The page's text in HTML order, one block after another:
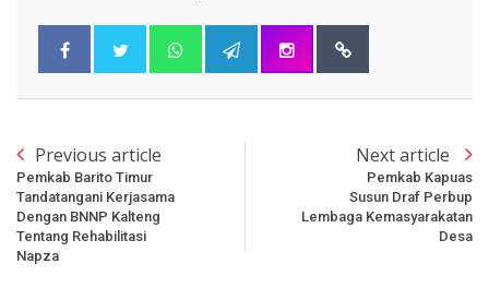
Previous article
Pemkab Barito Timur
Tandatangani Kerjasama
Dengan BNNP Kalteng
Tentang Rehabilitasi
Napza
Next article
Pemkab Kapuas
Susun Draf Perbup
Lembaga Kemasyarakatan
Desa